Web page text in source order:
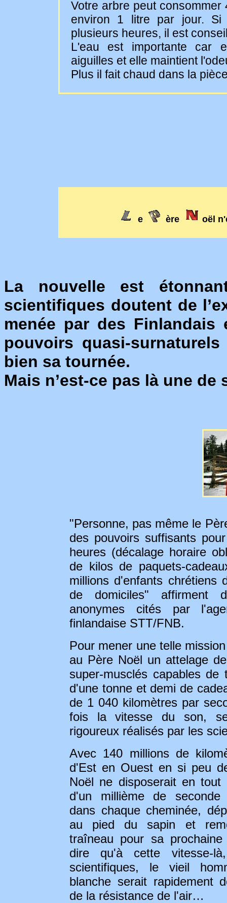
Votre arbre peut
environ 1 litre par jour. Si
plusieurs heures, il est
L'eau est importante car
aiguilles et elle maintient
Plus il fait chaud dans la
e ère oël
La nouvelle est
scientifiques doutent de
menée par des
pouvoirs quasi-
bien sa tournée.
Mais n’est-ce pas là une
"Personne, pas même le
des pouvoirs suffisants
heures (décalage horaire
de kilos de paquets-
millions d'enfants chrétiens
de domiciles" affirment
anonymes cités par
finlandaise STT/FNB.
Pour mener une telle
au Père Noël un attelage
super-musclés capables de
d'une tonne et demi de
de 1 040 kilomètres par
fois la vitesse du son,
rigoureux réalisés par les
Avec 140 millions de
d'Est en Ouest en si peu
Noël ne disposerait en
d'un millième de seconde
dans chaque cheminée,
au pied du sapin et
traîneau pour sa
dire qu'à cette vitesse-
scientifiques, le vieil
blanche serait rapidement
de la résistance de l'air…